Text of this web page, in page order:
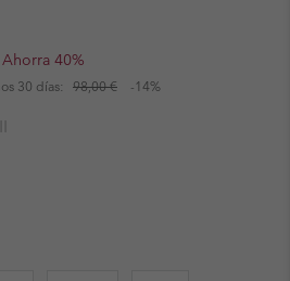
Ahorra 40%
30 días: 98,00 € -14%